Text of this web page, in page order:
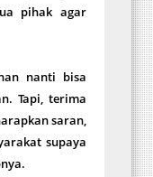
pihak agar
nanti bisa
Tapi, terima
saran,
supaya